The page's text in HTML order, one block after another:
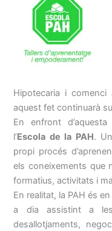
Hipotecaria i
aquest fet continuarà
En enfront
l’Escola de la PAH.
propi procés
els coneixements que
formatius, activitats i
En realitat, la PAH és
a dia assistint a les
desallotjaments,